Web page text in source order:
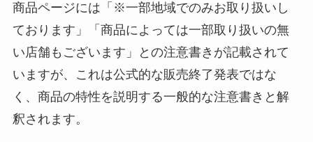
商品ページには「※一部地域でのみお取り扱いし
ております」「商品によっては一部取り扱いの無
い店舗もございます」との注意書きが記載されて
いますが、これは公式的な販売終了発表ではな
く、商品の特性を説明する一般的な注意書きと解
釈されます。